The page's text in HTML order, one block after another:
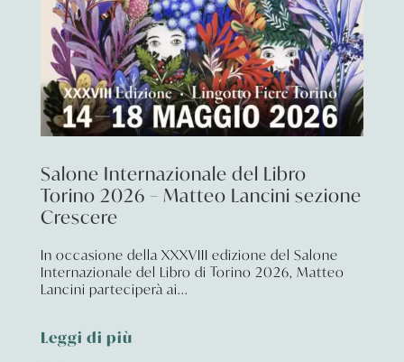
Salone Internazionale del Libro
Torino 2026 – Matteo Lancini sezione
Crescere
In occasione della XXXVIII edizione del Salone
Internazionale del Libro di Torino 2026, Matteo
Lancini parteciperà ai...
Leggi di più